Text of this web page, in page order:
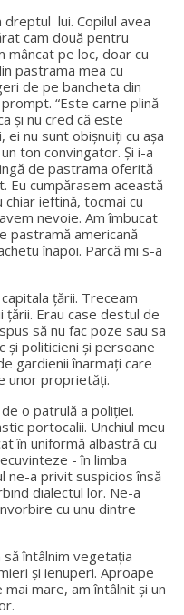
lui. Copilul avea
cam două pentru
mâncat pe loc, doar cu
pastrama mea cu
de pe bancheta din
“Este carne plină
și nu cred că este
nu sunt obișnuiți cu așa
ton convingator. Și i-a
de pastrama oferită
Eu cumpărasem această
ieftină, tocmai cu
nevoie. Am îmbucat
pastramă americană
înapoi. Parcă mi s-a
țării. Treceam
Erau case destul de
să nu fac poze sau sa
și politicieni și persoane
gardienii înarmați care
unor proprietăți.
o patrulă a poliției.
portocalii. Unchiul meu
în uniformă albastră cu
- în limba
ne-a privit suspicios însă
dialectul lor. Ne-a
cu unu dintre
întâlnim vegetația
și ienuperi. Aproape
mare, am întâlnit și un